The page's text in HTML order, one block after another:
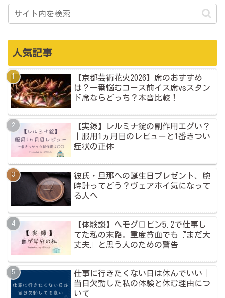
人気記事
【京都芸術花火2026】席のおすすめ
は？一番悩むコース前イス席vsスタン
ド席ならどっち？本音比較！
【実録】レルミナ錠の副作用エグい？
｜服用1ヵ月目のレビューと1番きつい
症状の正体
彼氏・旦那への誕生日プレゼント、腕
時計ってどう？ヴェアホイ気になって
る人へ
【体験談】ヘモグロビン5.2で仕事し
てた私の末路。重度貧血でも『まだ大
丈夫』と思う人のための警告
仕事に行きたくない日は休んでいい｜
当日欠勤した私の体験と休む理由につ
いて